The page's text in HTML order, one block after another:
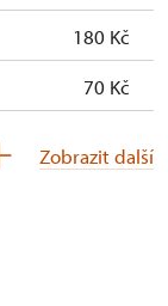
180 Kč
70 Kč
Zobrazit další